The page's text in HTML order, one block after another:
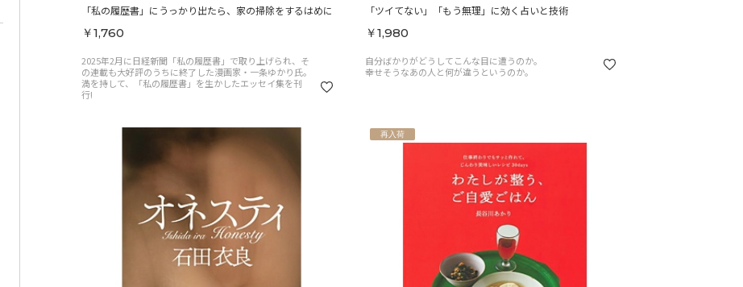
「私の履歴書」にうっかり出たら、家の掃除をするはめに
￥1,760
2025年2月に日経新聞「私の履歴書」で取り上げられ、そ
の連載も大好評のうちに終了した漫画家・一条ゆかり氏。
満を持して、「私の履歴書」を生かしたエッセイ集を刊
行!
「ツイてない」「もう無理」に効く占いと技術
￥1,980
自分ばかりがどうしてこんな目に遭うのか。
幸せそうなあの人と何が違うというのか。
再入荷